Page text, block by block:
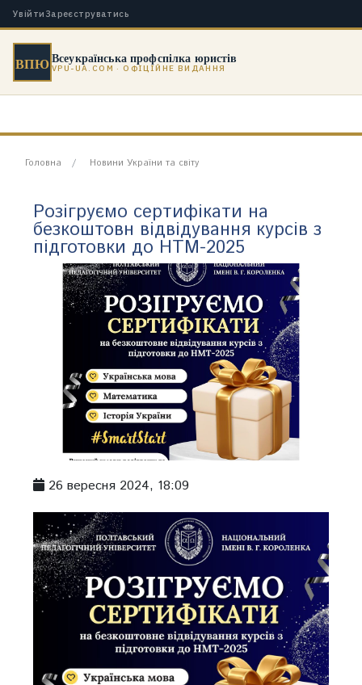
Увійти Зареєструватись
ВПЮВсеукраїнська профспілка юристів
VPU-UA.COM · ОФІЦІЙНЕ ВИДАННЯ
Головна Новини України та світу
Розігруємо сертифікати на
безкоштовн відвідування курсів з
підготовки до НТМ-2025
26 вересня 2024, 18:09